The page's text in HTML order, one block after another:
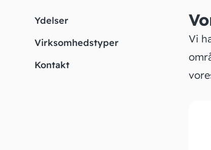
Ydelser
Virksomhedstyper
Kontakt
Vi